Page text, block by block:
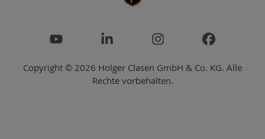
Copyright © 2026 Holger Clasen GmbH & Co. KG. Alle
Rechte vorbehalten.